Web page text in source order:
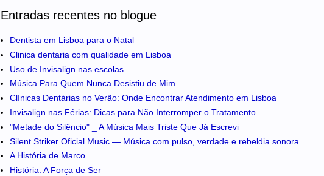
Entradas recentes no blogue
Dentista em Lisboa para o Natal
Clinica dentaria com qualidade em Lisboa
Uso de Invisalign nas escolas
Música Para Quem Nunca Desistiu de Mim
Clínicas Dentárias no Verão: Onde Encontrar Atendimento em Lisboa
Invisalign nas Férias: Dicas para Não Interromper o Tratamento
"Metade do Silêncio" _ A Música Mais Triste Que Já Escrevi
Silent Striker Oficial Music — Música com pulso, verdade e rebeldia sonora
A História de Marco
História: A Força de Ser